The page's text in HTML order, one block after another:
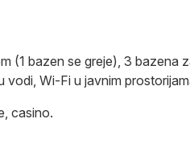
(1 bazen se greje), 3 bazena
vodi, Wi-Fi u javnim
casino.